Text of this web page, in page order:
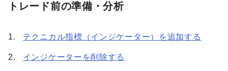
トレード前の準備・分析
テクニカル指標（インジケーター）を追加する
インジケーターを削除する